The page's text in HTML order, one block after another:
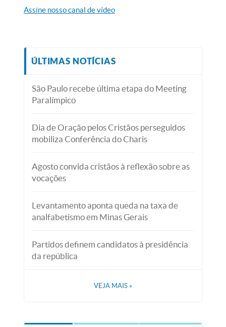
Assine nosso canal de vídeo
ÚLTIMAS NOTÍCIAS
São Paulo recebe última etapa do Meeting
Paralímpico
Dia de Oração pelos Cristãos perseguidos
mobiliza Conferência do Charis
Agosto convida cristãos à reflexão sobre as
vocações
Levantamento aponta queda na taxa de
analfabetismo em Minas Gerais
Partidos definem candidatos à presidência
da república
VEJA MAIS »